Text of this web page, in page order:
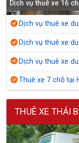
Dịch vụ thuê xe 16
Dịch vụ thuê xe
Dịch vụ thuê xe
Dịch vụ thuê xe
Thuê xe 7 chỗ tại
THUÊ XE THÁI